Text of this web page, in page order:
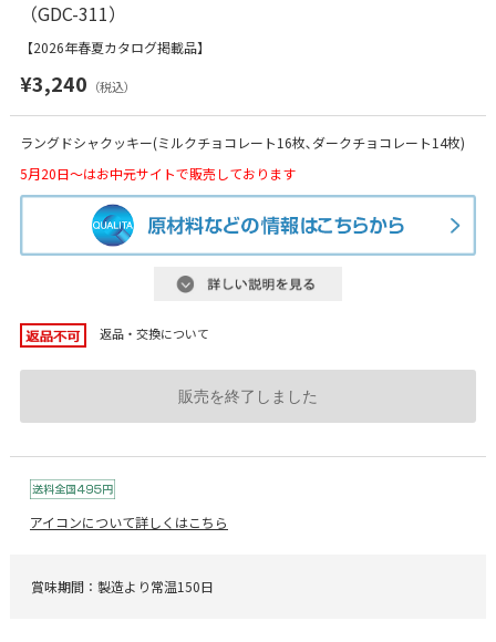
【2026年春夏カタログ掲載品】
¥3,240 （税込）
ラングドシャクッキー(ミルクチョコレート16枚､ダークチョコレート14枚)
5月20日～はお中元サイトで販売しております
返品・交換について
販売を終了しました
アイコンについて詳しくはこちら
賞味期間：製造より常温150日